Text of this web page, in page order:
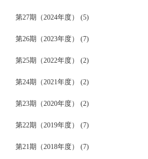
第27期（2024年度） (5)
第26期（2023年度） (7)
第25期（2022年度） (2)
第24期（2021年度） (2)
第23期（2020年度） (2)
第22期（2019年度） (7)
第21期（2018年度） (7)